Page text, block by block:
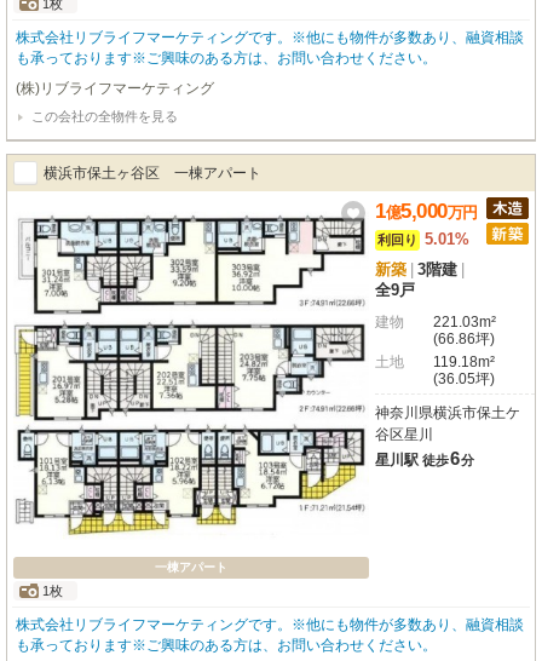
1枚
株式会社リブライフマーケティングです。※他にも物件が多数あり、融資相談
も承っております※ご興味のある方は、お問い合わせください。
(株)リブライフマーケティング
この会社の全物件を見る
横浜市保土ヶ谷区 一棟アパート
一棟アパート
1枚
1億5,000万円
利回り
5.01%
新築 3階建
全9戸
建物
221.03m²
(66.86坪)
土地
119.18m²
(36.05坪)
神奈川県横浜市保土ケ
谷区星川
星川駅 徒歩6分
株式会社リブライフマーケティングです。※他にも物件が多数あり、融資相談
も承っております※ご興味のある方は、お問い合わせください。